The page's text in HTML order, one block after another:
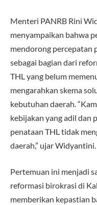
Menteri PANRB Rini
menyampaikan bahwa
mendorong percepatan
sebagai bagian dari
THL yang belum
mengarahkan skema
kebutuhan daerah.
kebijakan yang adil dan
penataan THL tidak
daerah,” ujar Widyantini.
Pertemuan ini menjadi
reformasi birokrasi di
memberikan kepastian